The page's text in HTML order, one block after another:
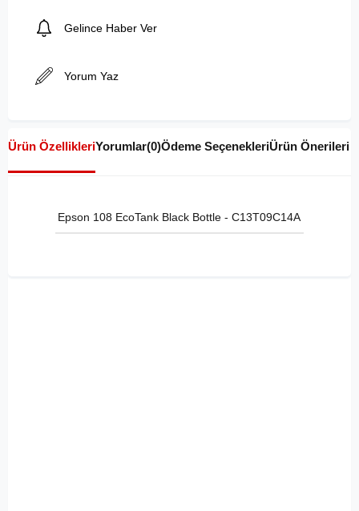
Gelince Haber Ver
Yorum Yaz
Ürün ÖzellikleriYorumlar(0)Ödeme SeçenekleriÜrün Önerileri
Epson 108 EcoTank Black Bottle - C13T09C14A